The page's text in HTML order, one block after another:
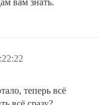
вам знать.
теперь всё